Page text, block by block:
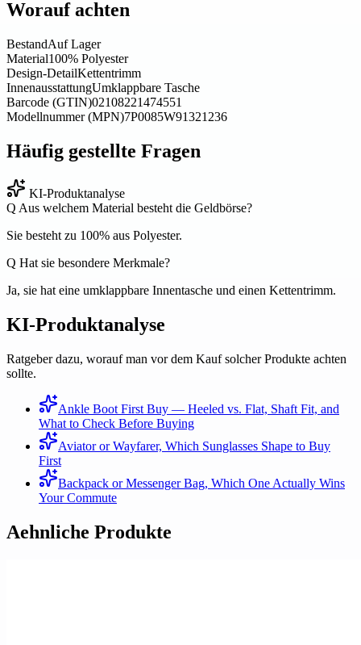
Worauf achten
BestandAuf Lager
Material100% Polyester
Design-DetailKettentrimm
InnenausstattungUmklappbare Tasche
Barcode (GTIN)02108221474551
Modellnummer (MPN)7P0085W91321236
Häufig gestellte Fragen
KI-Produktanalyse
Q Aus welchem Material besteht die Geldbörse?
Sie besteht zu 100% aus Polyester.
Q Hat sie besondere Merkmale?
Ja, sie hat eine umklappbare Innentasche und einen Kettentrimm.
KI-Produktanalyse
Ratgeber dazu, worauf man vor dem Kauf solcher Produkte achten
sollte.
Ankle Boot First Buy — Heeled vs. Flat, Shaft Fit, and
What to Check Before Buying
Aviator or Wayfarer, Which Sunglasses Shape to Buy
First
Backpack or Messenger Bag, Which One Actually Wins
Your Commute
Aehnliche Produkte